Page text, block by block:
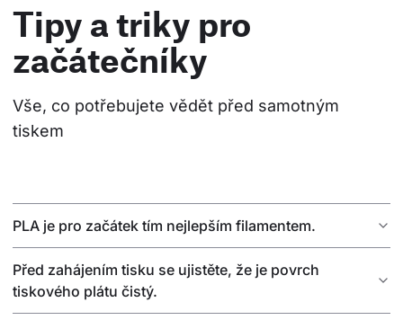
Tipy a triky pro
začátečníky
Vše, co potřebujete vědět před samotným
tiskem
PLA je pro začátek tím nejlepším filamentem.
Před zahájením tisku se ujistěte, že je povrch
tiskového plátu čistý.